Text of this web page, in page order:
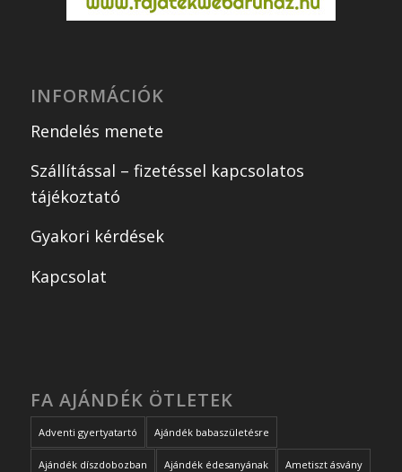
INFORMÁCIÓK
Rendelés menete
Szállítással – fizetéssel kapcsolatos
tájékoztató
Gyakori kérdések
Kapcsolat
FA AJÁNDÉK ÖTLETEK
Adventi gyertyatartó Ajándék babaszületésre
Ajándék díszdobozban Ajándék édesanyának Ametiszt ásvány